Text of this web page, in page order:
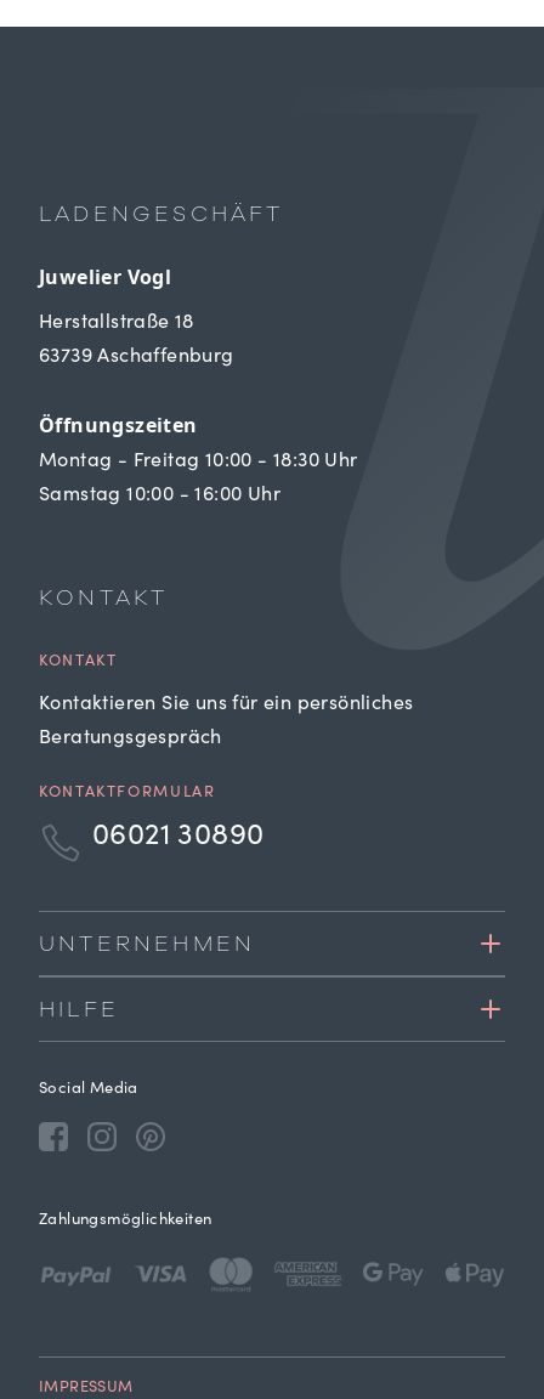
LADENGESCHÄFT
Juwelier Vogl
Herstallstraße 18
63739 Aschaffenburg
Öffnungszeiten
Montag - Freitag 10:00 - 18:30 Uhr
Samstag 10:00 - 16:00 Uhr
KONTAKT
KONTAKT
Kontaktieren Sie uns für ein persönliches
Beratungsgespräch
KONTAKTFORMULAR
06021 30890
UNTERNEHMEN
HILFE
Social Media
Zahlungsmöglichkeiten
IMPRESSUM